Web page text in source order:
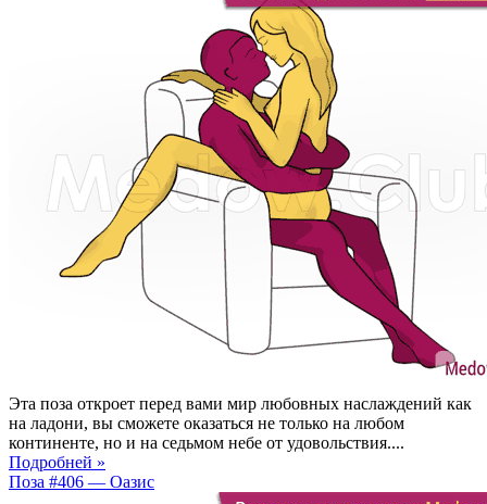
Эта поза откроет перед вами мир любовных наслаждений как
на ладони, вы сможете оказаться не только на любом
континенте, но и на седьмом небе от удовольствия....
Подробней »
Поза #406 — Оазис